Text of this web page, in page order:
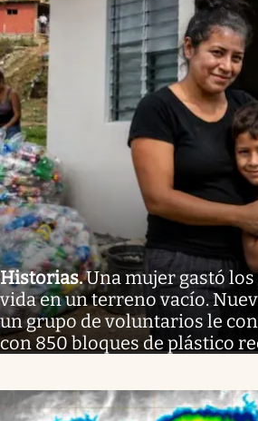
Historias.Una mujer gastó
vida en un terreno vacío.
un grupo de voluntarios le
con 850 bloques de plástico